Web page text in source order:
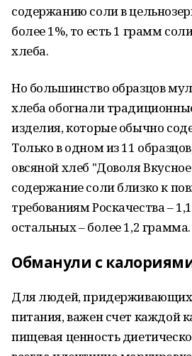
содержанию соли в
более 1%, то есть 1 грамм
хлеба.
Но большинство образцов
хлеба обогнали
изделия, которые обычно
Только в одном из 11
овсяной хлеб "Доволя Вкусное
содержание соли близко к
требованиям Роскачества –
остальных – более 1,2 грамма.
Обманули с
Для людей,
питания, важен счет каждой
пищевая ценность